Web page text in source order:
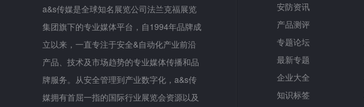
a&s传媒是全球知名展览公司法兰克福展览
集团旗下的专业媒体平台，自1994年品牌成
立以来，一直专注于安全&自动化产业前沿
产品、技术及市场趋势的专业媒体传播和品
牌服务。从安全管理到产业数字化，a&s传
媒拥有首屈一指的国际行业展览会资源以及
安防资讯
产品测评
专题论坛
最新专题
企业大全
知识标签